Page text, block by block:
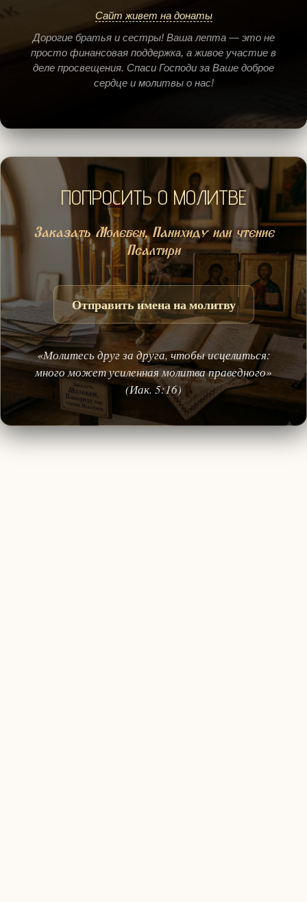
Сайт живет на донаты
Дорогие братья и сестры! Ваша лепта — это не
просто финансовая поддержка, а живое участие в
деле просвещения. Спаси Господи за Ваше доброе
сердце и молитвы о нас!
ПОПРОСИТЬ О МОЛИТВЕ
Заказать Молебен, Панихиду или чтение
Псалтири
Отправить имена на молитву
«Молитесь друг за друга, чтобы исцелиться:
много может усиленная молитва праведного»
(Иак. 5:16)